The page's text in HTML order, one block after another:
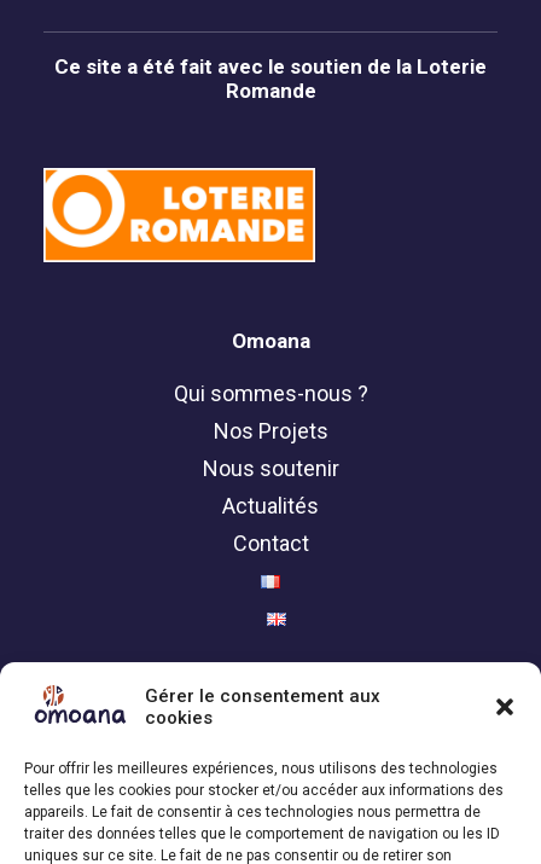
Gérer le consentement aux
cookies
Pour offrir les meilleures expériences, nous utilisons des technologies
telles que les cookies pour stocker et/ou accéder aux informations des
appareils. Le fait de consentir à ces technologies nous permettra de
traiter des données telles que le comportement de navigation ou les ID
uniques sur ce site. Le fait de ne pas consentir ou de retirer son
Ce site a été fait avec le soutien de la Loterie
Romande
Omoana
Qui sommes-nous ?
Nos Projets
Nous soutenir
Actualités
Contact
Association Omoana,
1200 Genève | Suisse